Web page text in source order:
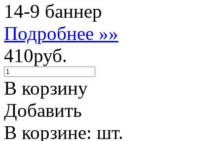
14-9 баннер
Подробнее »»
410руб.
В корзину
Добавить
В корзине: шт.